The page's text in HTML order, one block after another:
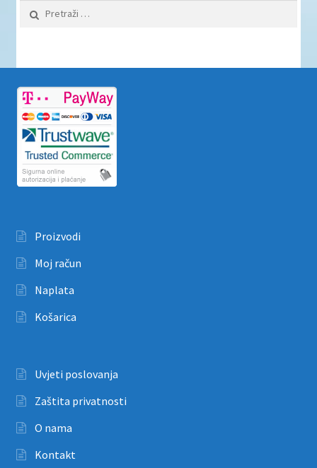
Pretraži:
Proizvodi
Moj račun
Naplata
Košarica
Uvjeti poslovanja
Zaštita privatnosti
O nama
Kontakt